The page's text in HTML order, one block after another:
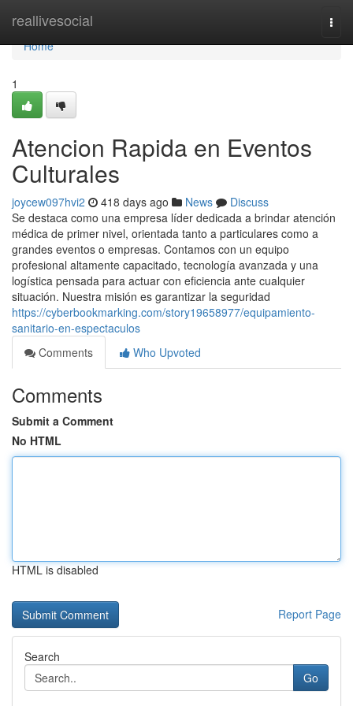
reallivesocial
Home
Home
1
Atencion Rapida en Eventos
Culturales
joycew097hvi2 418 days ago News
Discuss
Se destaca como una empresa líder dedicada a brindar atención
médica de primer nivel, orientada tanto a particulares como a
grandes eventos o empresas. Contamos con un equipo
profesional altamente capacitado, tecnología avanzada y una
logística pensada para actuar con eficiencia ante cualquier
situación. Nuestra misión es garantizar la seguridad
https://cyberbookmarking.com/story19658977/equipamiento-
sanitario-en-espectaculos
Comments
Who Upvoted
Comments
Submit a Comment
No HTML
HTML is disabled
Report Page
Search
Go